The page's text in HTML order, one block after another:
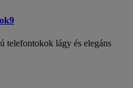
telefontokok lágy és elegáns